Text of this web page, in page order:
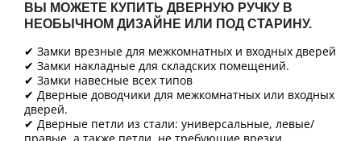
ВЫ МОЖЕТЕ КУПИТЬ ДВЕРНУЮ РУЧКУ В
НЕОБЫЧНОМ ДИЗАЙНЕ ИЛИ ПОД СТАРИНУ.
✔ Замки врезные для межкомнатных и входных дверей
✔ Замки накладные для складских помещений.
✔ Замки навесные всех типов
✔ Дверные доводчики для межкомнатных или входных
дверей.
✔ Дверные петли из стали: универсальные, левые/